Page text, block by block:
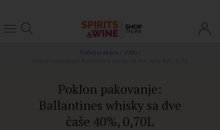
Početna strana / VISKI /
Poklon pakovanje:
Ballantines whisky sa dve
čaše 40%, 0,70L